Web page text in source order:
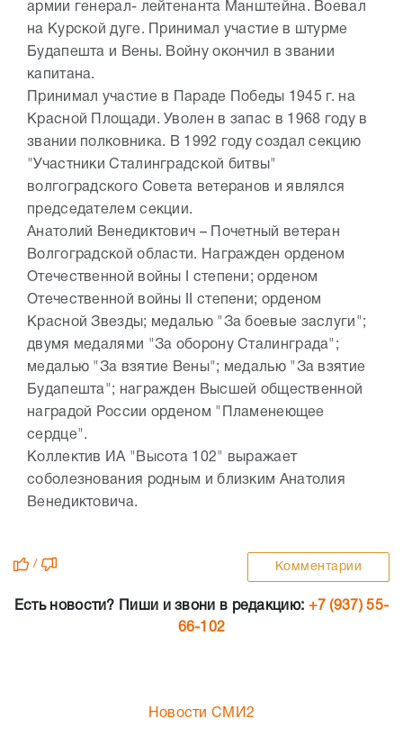
армии генерал- лейтенанта Манштейна. Воевал
на Курской дуге. Принимал участие в штурме
Будапешта и Вены. Войну окончил в звании
капитана.
Принимал участие в Параде Победы 1945 г. на
Красной Площади. Уволен в запас в 1968 году в
звании полковника. В 1992 году создал секцию
"Участники Сталинградской битвы"
волгоградского Совета ветеранов и являлся
председателем секции.
Анатолий Венедиктович – Почетный ветеран
Волгоградской области. Награжден орденом
Отечественной войны I степени; орденом
Отечественной войны II степени; орденом
Красной Звезды; медалью "За боевые заслуги";
двумя медалями "За оборону Сталинграда";
медалью "За взятие Вены"; медалью "За взятие
Будапешта"; награжден Высшей общественной
наградой России орденом "Пламенеющее
сердце".
Коллектив ИА "Высота 102" выражает
соболезнования родным и близким Анатолия
Венедиктовича.
/ Комментарии
Есть новости? Пиши и звони в редакцию: +7 (937) 55-
66-102
Новости СМИ2